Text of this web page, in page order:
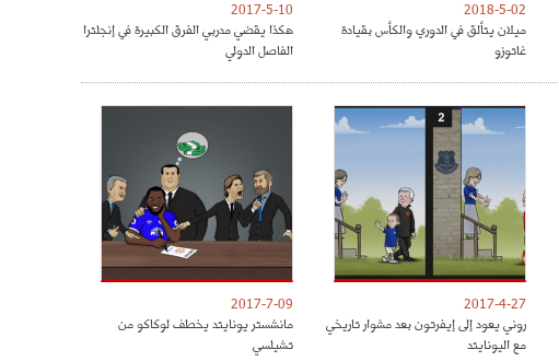
2018-5-02
ميلان يتألق في الدوري والكأس بقيادة
غاتوزو
2017-5-10
هكذا يقضي مدربي الفرق الكبيرة في إنجلترا
الفاصل الدولي
2017-4-27
روني يعود إلى إيفرتون بعد مشوار تاريخي
مع اليونايتد
2017-7-09
مانشستر يونايتد يخطف لوكاكو من
تشيلسي